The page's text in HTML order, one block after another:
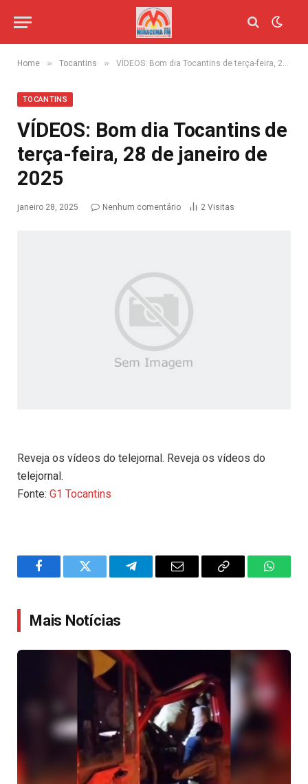
Home » Tocantins » VÍDEOS: Bom dia Tocantins de terça-feira, 28 de janeiro de 2025
TOCANTINS
VÍDEOS: Bom dia Tocantins de
terça-feira, 28 de janeiro de
2025
janeiro 28, 2025 Nenhum comentário 2 Visitas
Reveja os vídeos do telejornal. Reveja os vídeos do
telejornal.
Fonte: G1 Tocantins
FacebookTwitter TelegramEmail
Copy
Mais Notícias